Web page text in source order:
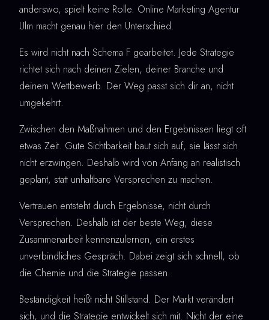
anderswo, spielt keine Rolle. Online Marketing Agentur
Ulm macht genau hier den Unterschied.
Es wird nicht nach Schema F gearbeitet. Jede Strategie
richtet sich nach deinen Zielen, deiner Branche und
deinem Wettbewerb. Der Weg passt sich dir an, nicht
umgekehrt.
Zwischen den Maßnahmen und den Ergebnissen liegt oft
etwas Zeit. Gute Sichtbarkeit baut sich auf, sie lässt sich
nicht erzwingen. Deshalb wird von Anfang an realistisch
geplant, statt unhaltbare Versprechen zu machen.
Vertrauen entsteht durch Ergebnisse, nicht durch
Versprechen. Deshalb ist der beste Weg, diese
Zusammenarbeit kennenzulernen, ein erstes
unverbindliches Gespräch. Dabei zeigt sich schnell, ob
die Chemie und die Strategie passen.
Beständigkeit heißt nicht Stillstand. Der Markt verändert
sich, und die Strategie entwickelt sich mit. Nicht der eine